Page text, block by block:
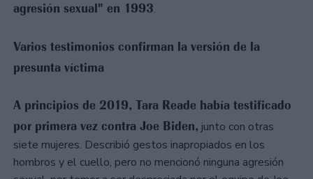
agresión sexual" en 1993.
Varios testimonios confirman la versión de la
presunta víctima
A principios de 2019, Tara Reade había testificado
por primera vez contra Joe Biden, junto con otras
siete mujeres. Describió gestos inapropiados en los
hombros y el cuello, pero no mencionó ninguna agresión